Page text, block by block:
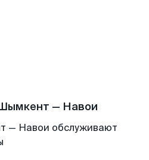
— Навои
— Навои обслуживают